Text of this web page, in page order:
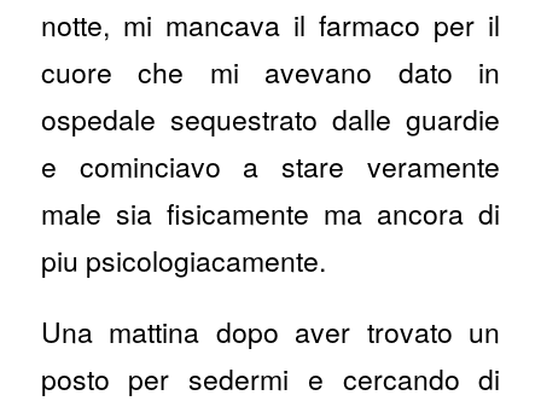
notte, mi mancava il farmaco per il
cuore che mi avevano dato in
ospedale sequestrato dalle guardie
e cominciavo a stare veramente
male sia fisicamente ma ancora di
piu psicologiacamente.
Una mattina dopo aver trovato un
posto per sedermi e cercando di